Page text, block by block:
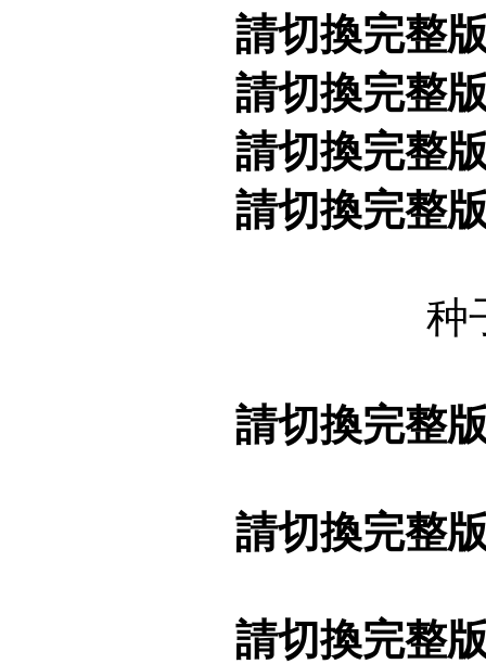
請切換完整
請切換完整
請切換完整
請切換完整
种
請切換完整
請切換完整
請切換完整